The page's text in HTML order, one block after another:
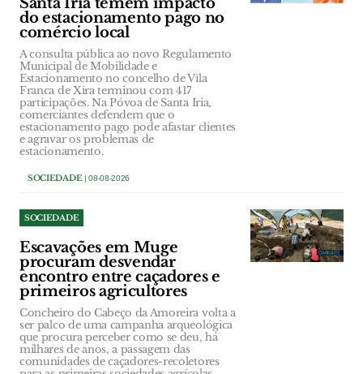
do estacionamento pago no
comércio local
A consulta pública ao novo Regulamento
Municipal de Mobilidade e
Estacionamento no concelho de Vila
Franca de Xira terminou com 417
participações. Na Póvoa de Santa Iria,
comerciantes defendem que o
estacionamento pago pode afastar clientes
e agravar os problemas de
estacionamento.
SOCIEDADE| 08-08-2026
SOCIEDADE
Escavações em Muge
procuram desvendar
encontro entre caçadores e
primeiros agricultores
Concheiro do Cabeço da Amoreira volta a
ser palco de uma campanha arqueológica
que procura perceber como se deu, há
milhares de anos, a passagem das
comunidades de caçadores-recoletores